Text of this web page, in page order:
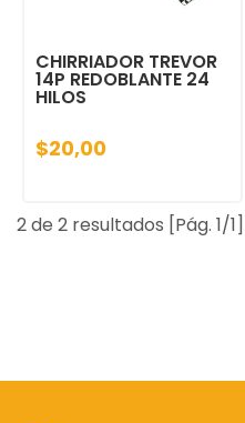
CHIRRIADOR TREVOR
14P REDOBLANTE 24
HILOS
$20,00
2 de 2 resultados [Pág. 1/1]